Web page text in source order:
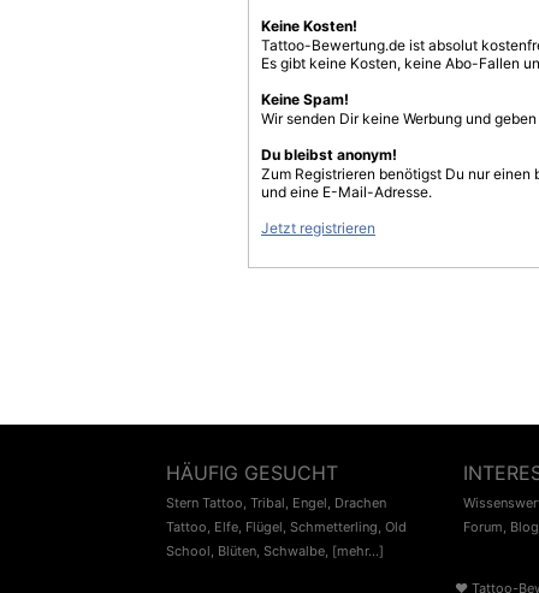
Keine Kosten!
Tattoo-Bewertung.de ist absolut
Es gibt keine Kosten, keine Abo-Fallen
Keine Spam!
Wir senden Dir keine Werbung und
Du bleibst anonym!
Zum Registrieren benötigst Du nur einen
und eine E-Mail-Adresse.
Jetzt registrieren
HÄUFIG GESUCHT
Stern Tattoo, Tribal, Engel, Drachen
Tattoo, Elfe, Flügel, Schmetterling, Old
School, Blüten, Schwalbe, [mehr...]
Forum, Blog
♥ Tattoo-